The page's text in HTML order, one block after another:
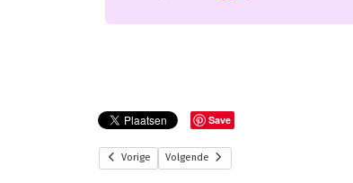
Save
Vorige Volgende